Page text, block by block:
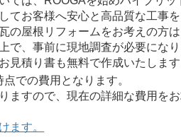
てお客様へ安心と高品質な工事
の屋根リフォームをお考えの方
で、事前に現地調査が必要にな
見積り書も無料で作成いたします
での費用となります。
ますので、現在の詳細な費用を
ます。